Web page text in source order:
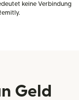
keine Verbindung
Geld